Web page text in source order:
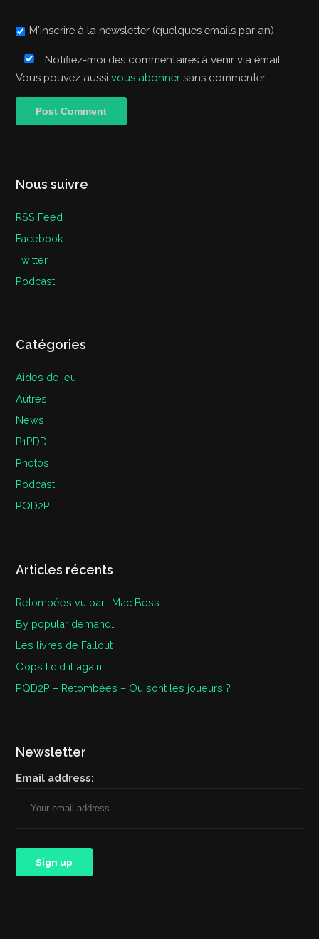
M'inscrire à la newsletter (quelques emails par an)
Notifiez-moi des commentaires à venir via émail.
Vous pouvez aussivous abonner sans commenter.
Nous suivre
RSS Feed
Facebook
Twitter
Podcast
Catégories
Aides de jeu
Autres
News
P1PDD
Photos
Podcast
PQD2P
Articles récents
Retombées vu par… Mac Bess
By popular demand…
Les livres de Fallout
Oops I did it again
PQD2P – Retombées – Où sont les joueurs ?
Newsletter
Email address: